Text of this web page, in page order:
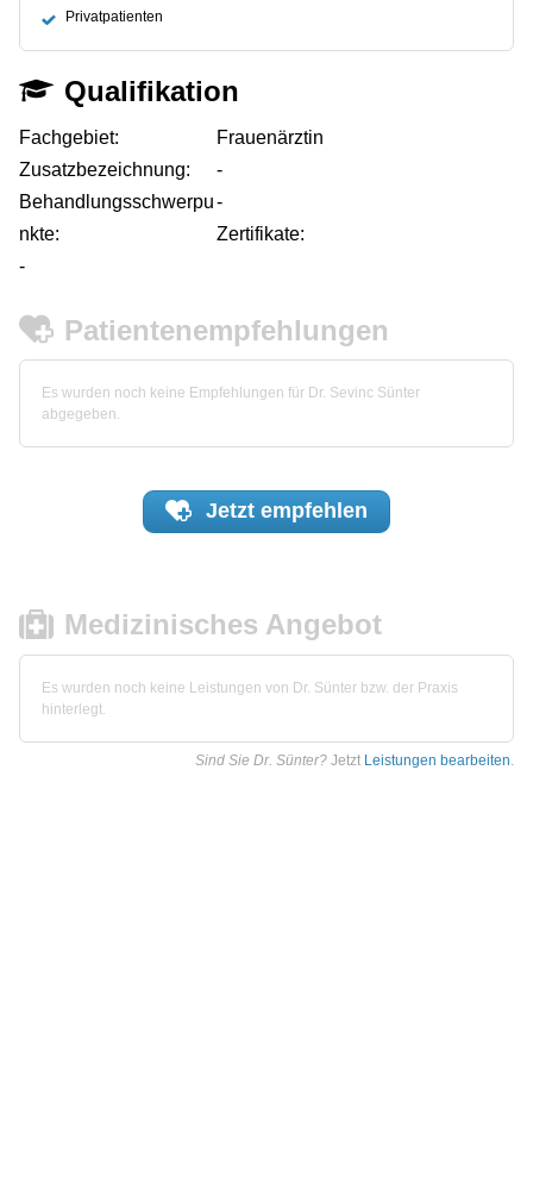
Privatpatienten
Qualifikation
Fachgebiet:
Frauenärztin
Zusatzbezeichnung:
-
Behandlungsschwerpu
nkte:
-
Zertifikate:
-
Patientenempfehlungen
Es wurden noch keine Empfehlungen für Dr. Sevinc Sünter
abgegeben.
Jetzt empfehlen
Medizinisches Angebot
Es wurden noch keine Leistungen von Dr. Sünter bzw. der Praxis
hinterlegt.
Sind Sie Dr. Sünter? Jetzt Leistungen bearbeiten.